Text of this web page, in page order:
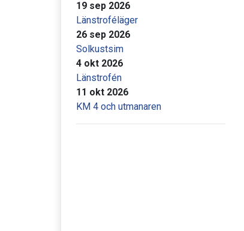
19 sep 2026
Länstroféläger
26 sep 2026
Solkustsim
4 okt 2026
Länstrofén
11 okt 2026
KM 4 och utmanaren